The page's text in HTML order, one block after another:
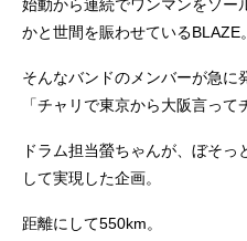
始動から連続でワンマンをソー
かと世間を賑わせているBLAZE。
そんなバンドのメンバーが急に
「チャリで東京から大阪言って
ドラム担当螢ちゃんが、ぼそ
して実現した企画。
距離にして550km。